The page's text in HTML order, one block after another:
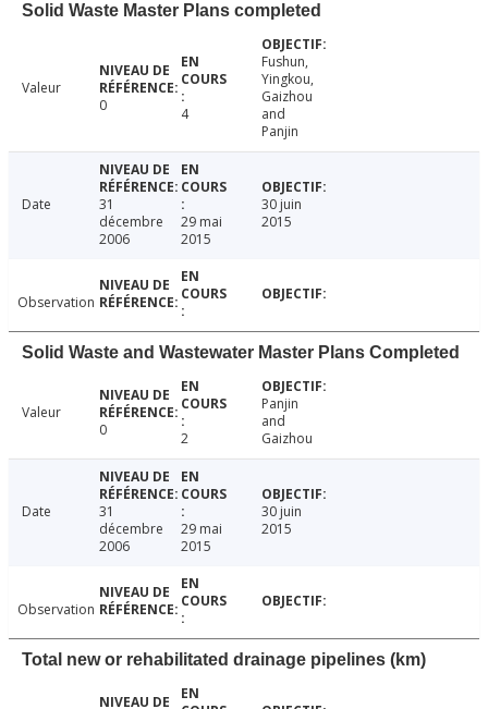
Solid Waste Master Plans completed
Valeur
0
4
Fushun,
Yingkou,
Gaizhou
and
Panjin
Date
31
décembre
2006
29 mai
2015
30 juin
2015
Observation
Solid Waste and Wastewater Master Plans Completed
Valeur
0
2
Panjin
and
Gaizhou
Date
31
décembre
2006
29 mai
2015
30 juin
2015
Observation
Total new or rehabilitated drainage pipelines (km)